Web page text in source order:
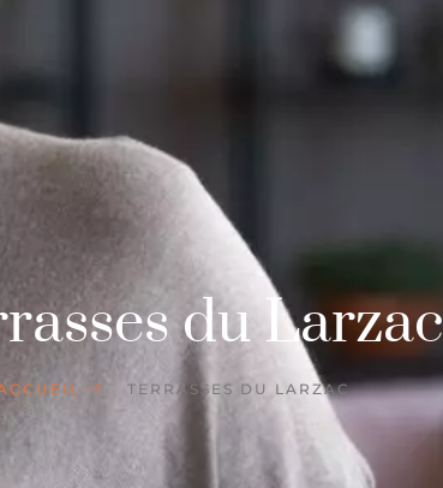
du Larzac
TERRASSES DU LARZAC